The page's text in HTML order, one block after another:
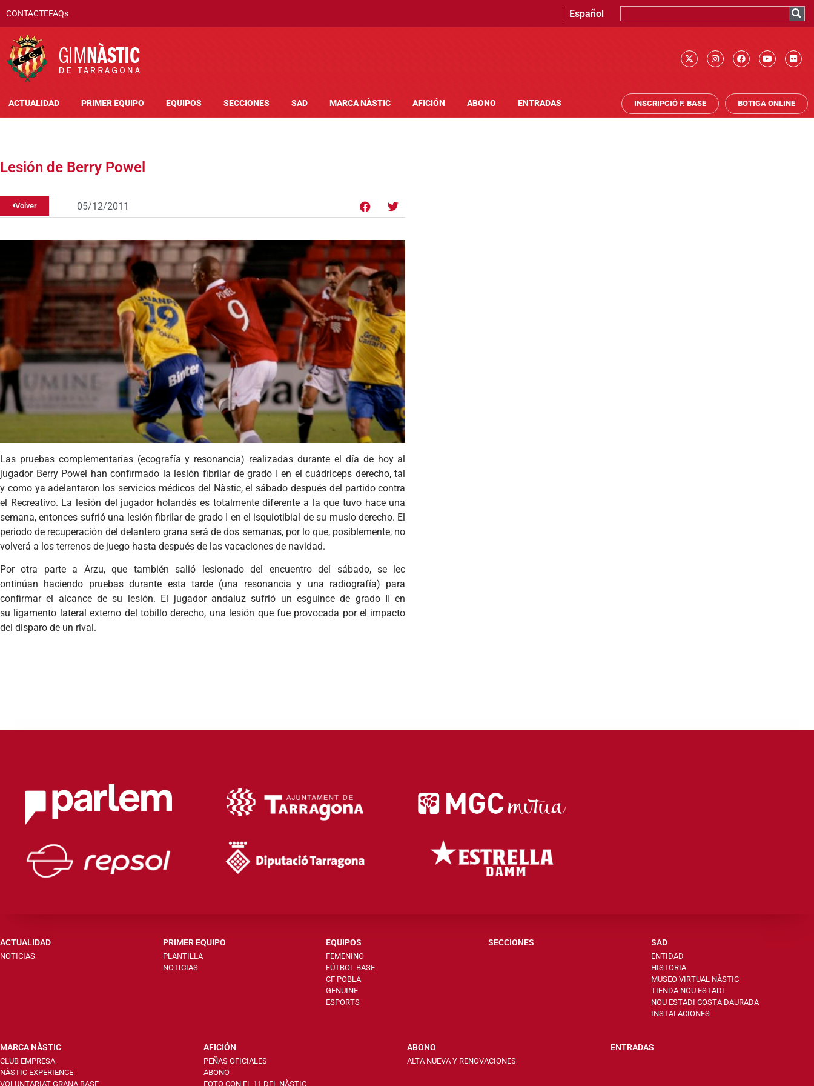
CONTACTEFAQs Español
ACTUALIDAD PRIMER EQUIPO EQUIPOS SECCIONES SAD MARCA NÀSTIC AFICIÓN ABONO ENTRADAS INSCRIPCIÓ F. BASE BOTIGA ONLINE
Lesión de Berry Powel
Volver 05/12/2011
Las pruebas complementarias (ecografía y resonancia) realizadas durante el día de hoy al
jugador Berry Powel han confirmado la lesión fibrilar de grado I en el cuádriceps derecho, tal
y como ya adelantaron los servicios médicos del Nàstic, el sábado después del partido contra
el Recreativo. La lesión del jugador holandés es totalmente diferente a la que tuvo hace una
semana, entonces sufrió una lesión fibrilar de grado I en el isquiotibial de su muslo derecho. El
periodo de recuperación del delantero grana será de dos semanas, por lo que, posiblemente, no
volverá a los terrenos de juego hasta después de las vacaciones de navidad.
Por otra parte a Arzu, que también salió lesionado del encuentro del sábado, se lec
ontinúan haciendo pruebas durante esta tarde (una resonancia y una radiografía) para
confirmar el alcance de su lesión. El jugador andaluz sufrió un esguince de grado II en
su ligamento lateral externo del tobillo derecho, una lesión que fue provocada por el impacto
del disparo de un rival.
ACTUALIDAD
NOTICIAS
PRIMER EQUIPO
PLANTILLA
NOTICIAS
EQUIPOS
FEMENINO
FÚTBOL BASE
CF POBLA
GENUINE
ESPORTS
SECCIONES SAD
ENTIDAD
HISTORIA
MUSEO VIRTUAL NÀSTIC
TIENDA NOU ESTADI
NOU ESTADI COSTA DAURADA
INSTALACIONES
MARCA NÀSTIC
CLUB EMPRESA
NÀSTIC EXPERIENCE
VOLUNTARIAT GRANA BASF
AFICIÓN
PEÑAS OFICIALES
ABONO
FOTO CON EL 11 DEL NÀSTIC
ABONO
ALTA NUEVA Y RENOVACIONES
ENTRADAS